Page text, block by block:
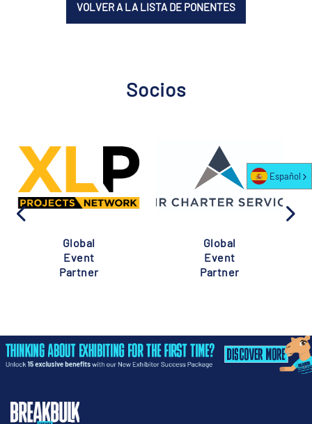
VOLVER A LA LISTA DE PONENTES
Socios
Global
Event
Partner
Global
Event
Partner
Español